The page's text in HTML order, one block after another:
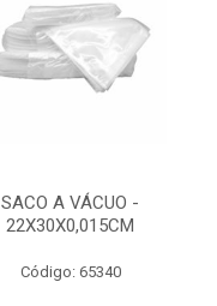
SACO A VÁCUO -
22X30X0,015CM
Código: 65340